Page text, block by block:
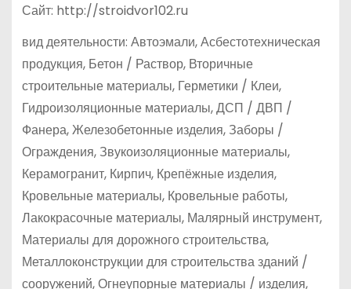
Сайт: http://stroidvor102.ru
вид деятельности: Автоэмали, Асбестотехническая
продукция, Бетон / Раствор, Вторичные
строительные материалы, Герметики / Клеи,
Гидроизоляционные материалы, ДСП / ДВП /
Фанера, Железобетонные изделия, Заборы /
Ограждения, Звукоизоляционные материалы,
Керамогранит, Кирпич, Крепёжные изделия,
Кровельные материалы, Кровельные работы,
Лакокрасочные материалы, Малярный инструмент,
Материалы для дорожного строительства,
Металлоконструкции для строительства зданий /
сооружений, Огнеупорные материалы / изделия,